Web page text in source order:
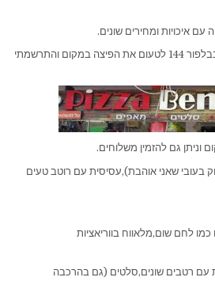
עם איכויות ומחירים שונים.
השבוע ביקרתי בפיצה בנד'ס שבבלפור 144 לטעום את הפיצה במקום והתרשמתי
וניתן גם להזמין משלוחים.
בעובי שאני אוהבת),עסיסית עם רוטב טעים
לחם שום,מלאווח בווריאציות
עם רטבים שונים,סלטים (גם בהרכבה